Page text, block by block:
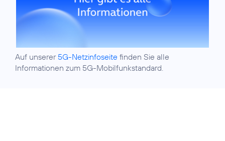
Auf unserer 5G-Netzinfoseite finden Sie alle
Informationen zum 5G-Mobilfunkstandard.